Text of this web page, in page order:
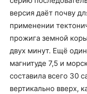
версия даёт почву
применении
прожига земной
двух минут. Ещё
магнитуде 7,5 и
составила всего 30
вертикально вверх,